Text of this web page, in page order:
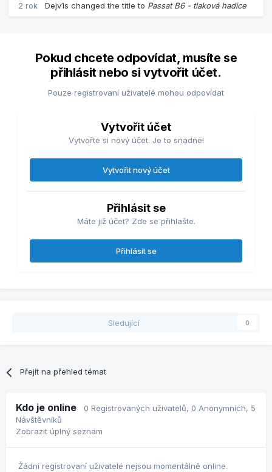
2 rok Dejv1s changed the title to Passat B6 - tlaková hadice
Pokud chcete odpovídat, musíte se
přihlásit nebo si vytvořit účet.
Pouze registrovaní uživatelé mohou odpovídat
Vytvořit účet
Vytvořte si nový účet. Je to snadné!
Vytvořit nový účet
Přihlásit se
Máte již účet? Zde se přihlašte.
Přihlásit se
Sledující 0
Přejít na přehled témat
Kdo je online 0 Registrovaných uživatelů, 0 Anonymních, 5
Návštěvníků
Zobrazit úplný seznam
Žádní registrovaní uživatelé nejsou momentálně online.